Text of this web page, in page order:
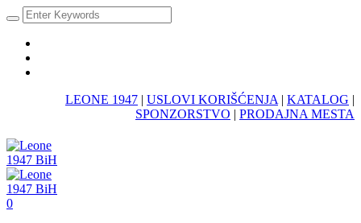
LEONE 1947 | USLOVI KORIŠĆENJA | KATALOG |
SPONZORSTVO | PRODAJNA MESTA
0